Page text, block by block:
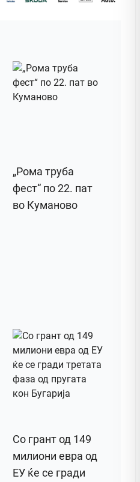
„Рома труба
фест“ по 22. пат
во Куманово
Со грант од 149
милиони евра од
ЕУ ќе се гради